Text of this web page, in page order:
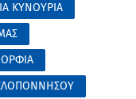
ΚΥΝΟΥΡΙΑ